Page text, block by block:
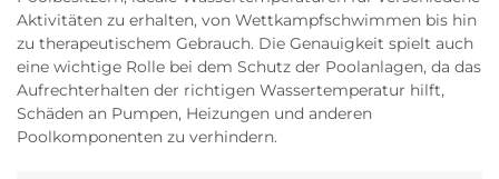
Aktivitäten zu erhalten, von Wettkampfschwimmen bis hin
zu therapeutischem Gebrauch. Die Genauigkeit spielt auch
eine wichtige Rolle bei dem Schutz der Poolanlagen, da das
Aufrechterhalten der richtigen Wassertemperatur hilft,
Schäden an Pumpen, Heizungen und anderen
Poolkomponenten zu verhindern.